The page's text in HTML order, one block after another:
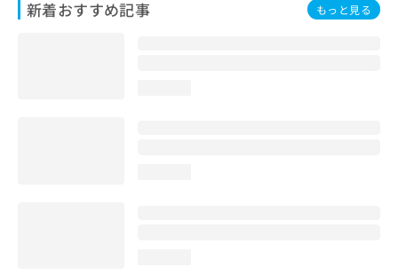
新着おすすめ記事 もっと見る
お